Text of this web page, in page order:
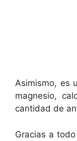
Asimismo, es
magnesio,
cantidad de
Gracias a